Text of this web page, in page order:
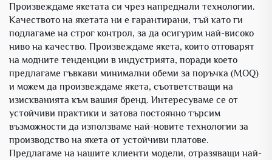
Произвеждаме якетата си чрез напреднали технологии.
Качеството на якетата ни е гарантирани, тъй като ги
подлагаме на строг контрол, за да осигурим най-високо
ниво на качество. Произвеждаме якета, които отговарят
на модните тенденции в индустрията, поради което
предлагаме гъвкави минимални обеми за поръчка (MOQ)
и можем да произвеждаме якета, съответстващи на
изискванията към вашия бренд. Интересуваме се от
устойчиви практики и затова постоянно търсим
възможности да използваме най-новите технологии за
производство на якета от устойчиви платове.
Предлагаме на нашите клиенти модели, отразяващи най-